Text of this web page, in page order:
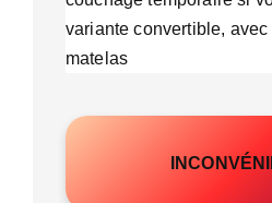
variante convertible,
matelas